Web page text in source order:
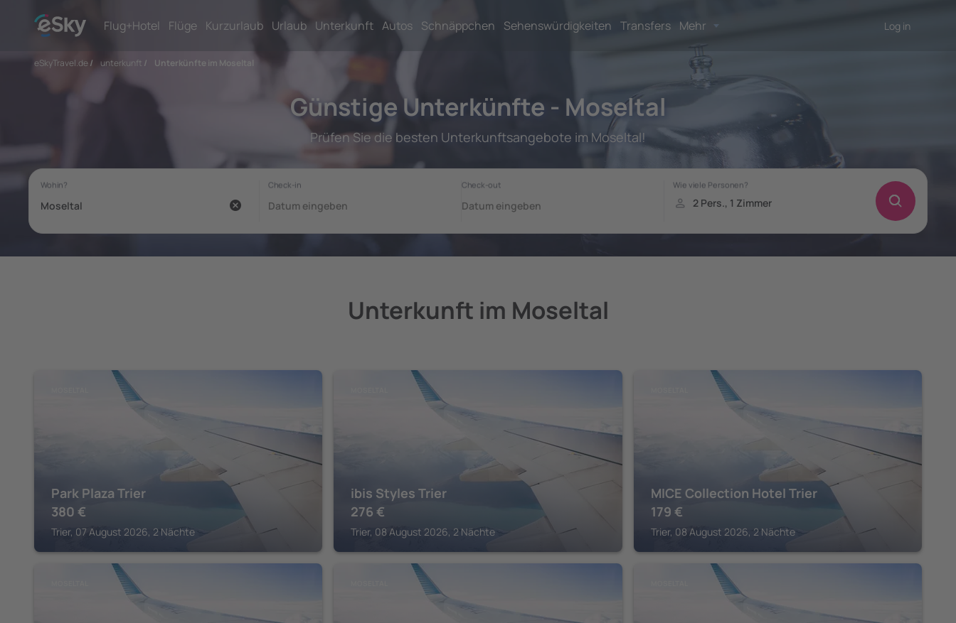
Flug+Hotel Flüge Kurzurlaub Urlaub Unterkunft Autos Schnäppchen Sehenswürdigkeiten Transfers Mehr Log in
eSkyTravel.de/ unterkunft / Unterkünfte im Moseltal
Günstige Unterkünfte - Moseltal
Prüfen Sie die besten Unterkunftsangebote im Moseltal!
Unterkunft im Moseltal
Park Plaza Trier
380 €
Trier, 07 August 2026, 2 Nächte
ibis Styles Trier
276 €
Trier, 08 August 2026, 2 Nächte
MICE Collection Hotel Trier
179 €
Trier, 08 August 2026, 2 Nächte